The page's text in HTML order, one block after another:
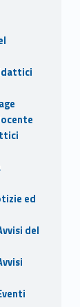
ed
del